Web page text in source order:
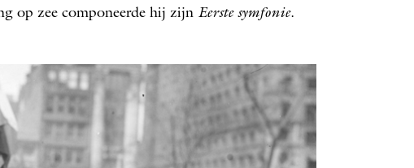
op zee componeerde hij zijn Eerste symfonie.